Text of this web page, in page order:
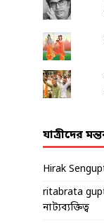
যাত্রীদের
Hirak
ritabrata
নাট্যব্যক্তিত্ব